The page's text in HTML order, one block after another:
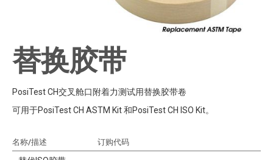
替换胶带
PosiTest CH交叉舱口附着力测试用替换胶带卷
可用于PosiTest CH ASTM Kit 和PosiTest CH ISO Kit。
名称/描述 订购代码